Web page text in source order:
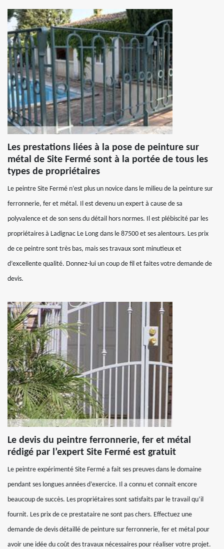
Les prestations liées à la pose de peinture sur
métal de Site Fermé sont à la portée de tous les
types de propriétaires
Le peintre Site Fermé n’est plus un novice dans le milieu de la peinture sur
ferronnerie, fer et métal. Il est devenu un expert à cause de sa
polyvalence et de son sens du détail hors normes. Il est plébiscité par les
propriétaires à Ladignac Le Long dans le 87500 et ses alentours. Les prix
de ce peintre sont très bas, mais ses travaux sont minutieux et
d’excellente qualité. Donnez-lui un coup de fil et faites votre demande de
devis.
Le devis du peintre ferronnerie, fer et métal
rédigé par l’expert Site Fermé est gratuit
Le peintre expérimenté Site Fermé a fait ses preuves dans le domaine
pendant ses longues années d’exercice. Il a connu et connait encore
beaucoup de succès. Les propriétaires sont satisfaits par le travail qu’il
fournit. Les prix de ce prestataire ne sont pas chers. Effectuez une
demande de devis détaillé de peinture sur ferronnerie, fer et métal pour
avoir une idée du coût des travaux nécessaires pour réaliser votre projet.